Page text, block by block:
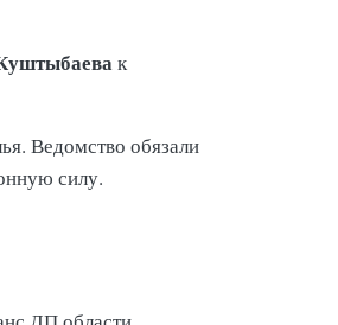
к
Ведомство обязали
силу.